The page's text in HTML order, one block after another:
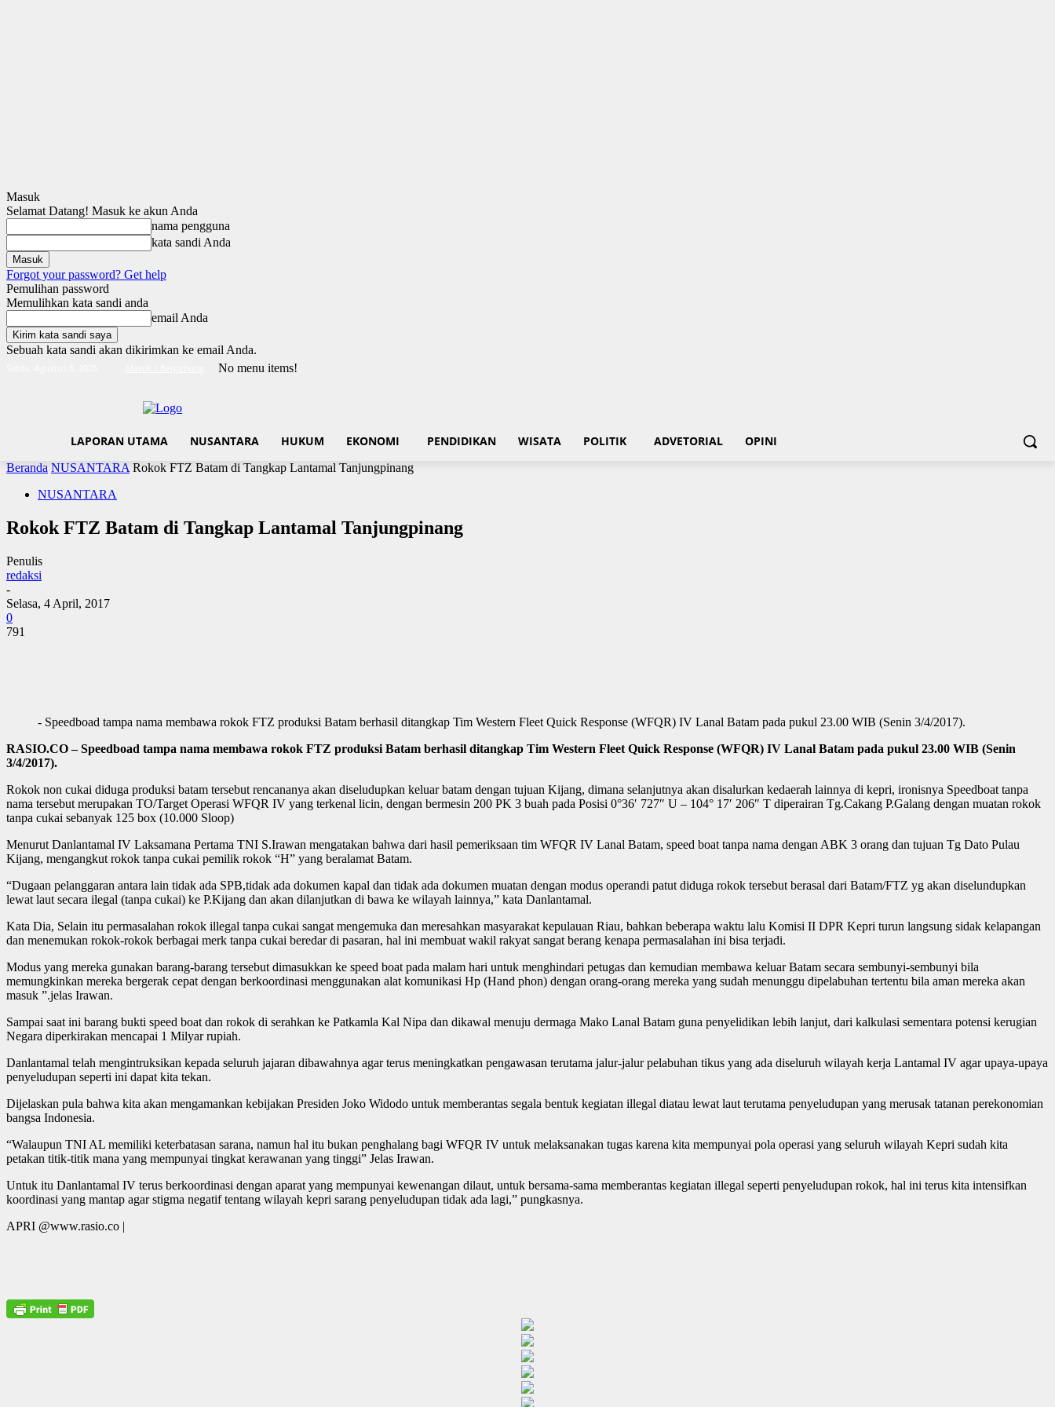
Masuk
Selamat Datang! Masuk ke akun Anda
nama pengguna
kata sandi Anda
Forgot your password? Get help
Pemulihan password
Memulihkan kata sandi anda
email Anda
Sebuah kata sandi akan dikirimkan ke email Anda.
No menu items!
LAPORAN UTAMA NUSANTARA HUKUM EKONOMI PENDIDIKAN WISATA POLITIK ADVETORIAL OPINI
Beranda NUSANTARA Rokok FTZ Batam di Tangkap Lantamal Tanjungpinang
NUSANTARA
Rokok FTZ Batam di Tangkap Lantamal Tanjungpinang
Penulis
redaksi
-
Selasa, 4 April, 2017
0
791
- Speedboad tampa nama membawa rokok FTZ produksi Batam berhasil ditangkap Tim Western Fleet Quick Response (WFQR) IV Lanal Batam pada pukul 23.00 WIB (Senin 3/4/2017).
RASIO.CO – Speedboad tampa nama membawa rokok FTZ produksi Batam berhasil ditangkap Tim Western Fleet Quick Response (WFQR) IV Lanal Batam pada pukul 23.00 WIB (Senin
3/4/2017).
Rokok non cukai diduga produksi batam tersebut rencananya akan diseludupkan keluar batam dengan tujuan Kijang, dimana selanjutnya akan disalurkan kedaerah lainnya di kepri, ironisnya Speedboat tanpa
nama tersebut merupakan TO/Target Operasi WFQR IV yang terkenal licin, dengan bermesin 200 PK 3 buah pada Posisi 0°36′ 727″ U – 104° 17′ 206″ T diperairan Tg.Cakang P.Galang dengan muatan rokok
tanpa cukai sebanyak 125 box (10.000 Sloop)
Menurut Danlantamal IV Laksamana Pertama TNI S.Irawan mengatakan bahwa dari hasil pemeriksaan tim WFQR IV Lanal Batam, speed boat tanpa nama dengan ABK 3 orang dan tujuan Tg Dato Pulau
Kijang, mengangkut rokok tanpa cukai pemilik rokok “H” yang beralamat Batam.
“Dugaan pelanggaran antara lain tidak ada SPB,tidak ada dokumen kapal dan tidak ada dokumen muatan dengan modus operandi patut diduga rokok tersebut berasal dari Batam/FTZ yg akan diselundupkan
lewat laut secara ilegal (tanpa cukai) ke P.Kijang dan akan dilanjutkan di bawa ke wilayah lainnya,” kata Danlantamal.
Kata Dia, Selain itu permasalahan rokok illegal tanpa cukai sangat mengemuka dan meresahkan masyarakat kepulauan Riau, bahkan beberapa waktu lalu Komisi II DPR Kepri turun langsung sidak kelapangan
dan menemukan rokok-rokok berbagai merk tanpa cukai beredar di pasaran, hal ini membuat wakil rakyat sangat berang kenapa permasalahan ini bisa terjadi.
Modus yang mereka gunakan barang-barang tersebut dimasukkan ke speed boat pada malam hari untuk menghindari petugas dan kemudian membawa keluar Batam secara sembunyi-sembunyi bila
memungkinkan mereka bergerak cepat dengan berkoordinasi menggunakan alat komunikasi Hp (Hand phon) dengan orang-orang mereka yang sudah menunggu dipelabuhan tertentu bila aman mereka akan
masuk ”.jelas Irawan.
Sampai saat ini barang bukti speed boat dan rokok di serahkan ke Patkamla Kal Nipa dan dikawal menuju dermaga Mako Lanal Batam guna penyelidikan lebih lanjut, dari kalkulasi sementara potensi kerugian
Negara diperkirakan mencapai 1 Milyar rupiah.
Danlantamal telah mengintruksikan kepada seluruh jajaran dibawahnya agar terus meningkatkan pengawasan terutama jalur-jalur pelabuhan tikus yang ada diseluruh wilayah kerja Lantamal IV agar upaya-upaya
penyeludupan seperti ini dapat kita tekan.
Dijelaskan pula bahwa kita akan mengamankan kebijakan Presiden Joko Widodo untuk memberantas segala bentuk kegiatan illegal diatau lewat laut terutama penyeludupan yang merusak tatanan perekonomian
bangsa Indonesia.
“Walaupun TNI AL memiliki keterbatasan sarana, namun hal itu bukan penghalang bagi WFQR IV untuk melaksanakan tugas karena kita mempunyai pola operasi yang seluruh wilayah Kepri sudah kita
petakan titik-titik mana yang mempunyai tingkat kerawanan yang tinggi” Jelas Irawan.
Untuk itu Danlantamal IV terus berkoordinasi dengan aparat yang mempunyai kewenangan dilaut, untuk bersama-sama memberantas kegiatan illegal seperti penyeludupan rokok, hal ini terus kita intensifkan
koordinasi yang mantap agar stigma negatif tentang wilayah kepri sarang penyeludupan tidak ada lagi,” pungkasnya.
APRI @www.rasio.co |